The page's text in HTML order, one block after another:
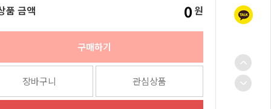
품 금액 0 원
구매하기
장바구니 관심상품